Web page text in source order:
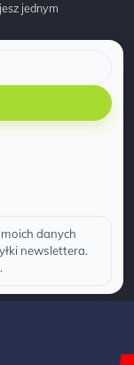
jednym
danych
newslettera.
.